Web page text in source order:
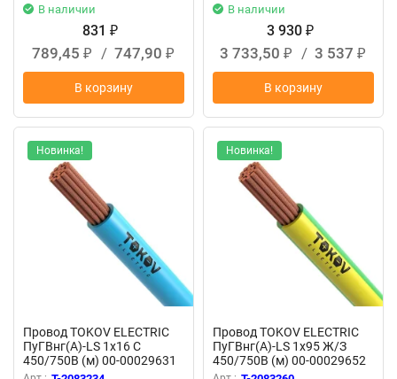
В наличии
831 ₽
789,45 ₽ / 747,90 ₽
В корзину
В наличии
3 930 ₽
3 733,50 ₽ / 3 537 ₽
В корзину
Новинка!
Провод TOKOV ELECTRIC
ПуГВнг(А)-LS 1х16 С
450/750В (м) 00-00029631
Новинка!
Провод TOKOV ELECTRIC
ПуГВнг(А)-LS 1х95 Ж/З
450/750В (м) 00-00029652